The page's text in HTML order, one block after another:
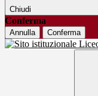
Chiudi
Conferma
Annulla Conferma